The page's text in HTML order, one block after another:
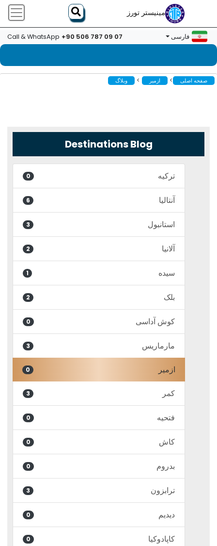
مینیستر تورز
فارسی Call & WhatsApp +90 506 787 09 07
صفحه اصلی > ازمیر > وبلاگ
Destinations Blog
ترکیه 0
آنتالیا 6
استانبول 3
آلانیا 2
سیده 1
بلک 2
کوش آداسی 0
مارماریس 3
ازمیر 0
کمر 3
فتحیه 0
کاش 0
بدروم 0
ترابزون 3
دیدیم 0
کاپادوکیا 0